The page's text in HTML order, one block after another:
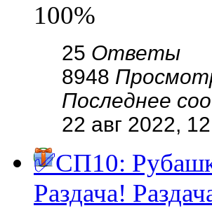
100%
25 Ответы
8948
Последнее
22 авг 2022,
✅СП10:
Раздача!